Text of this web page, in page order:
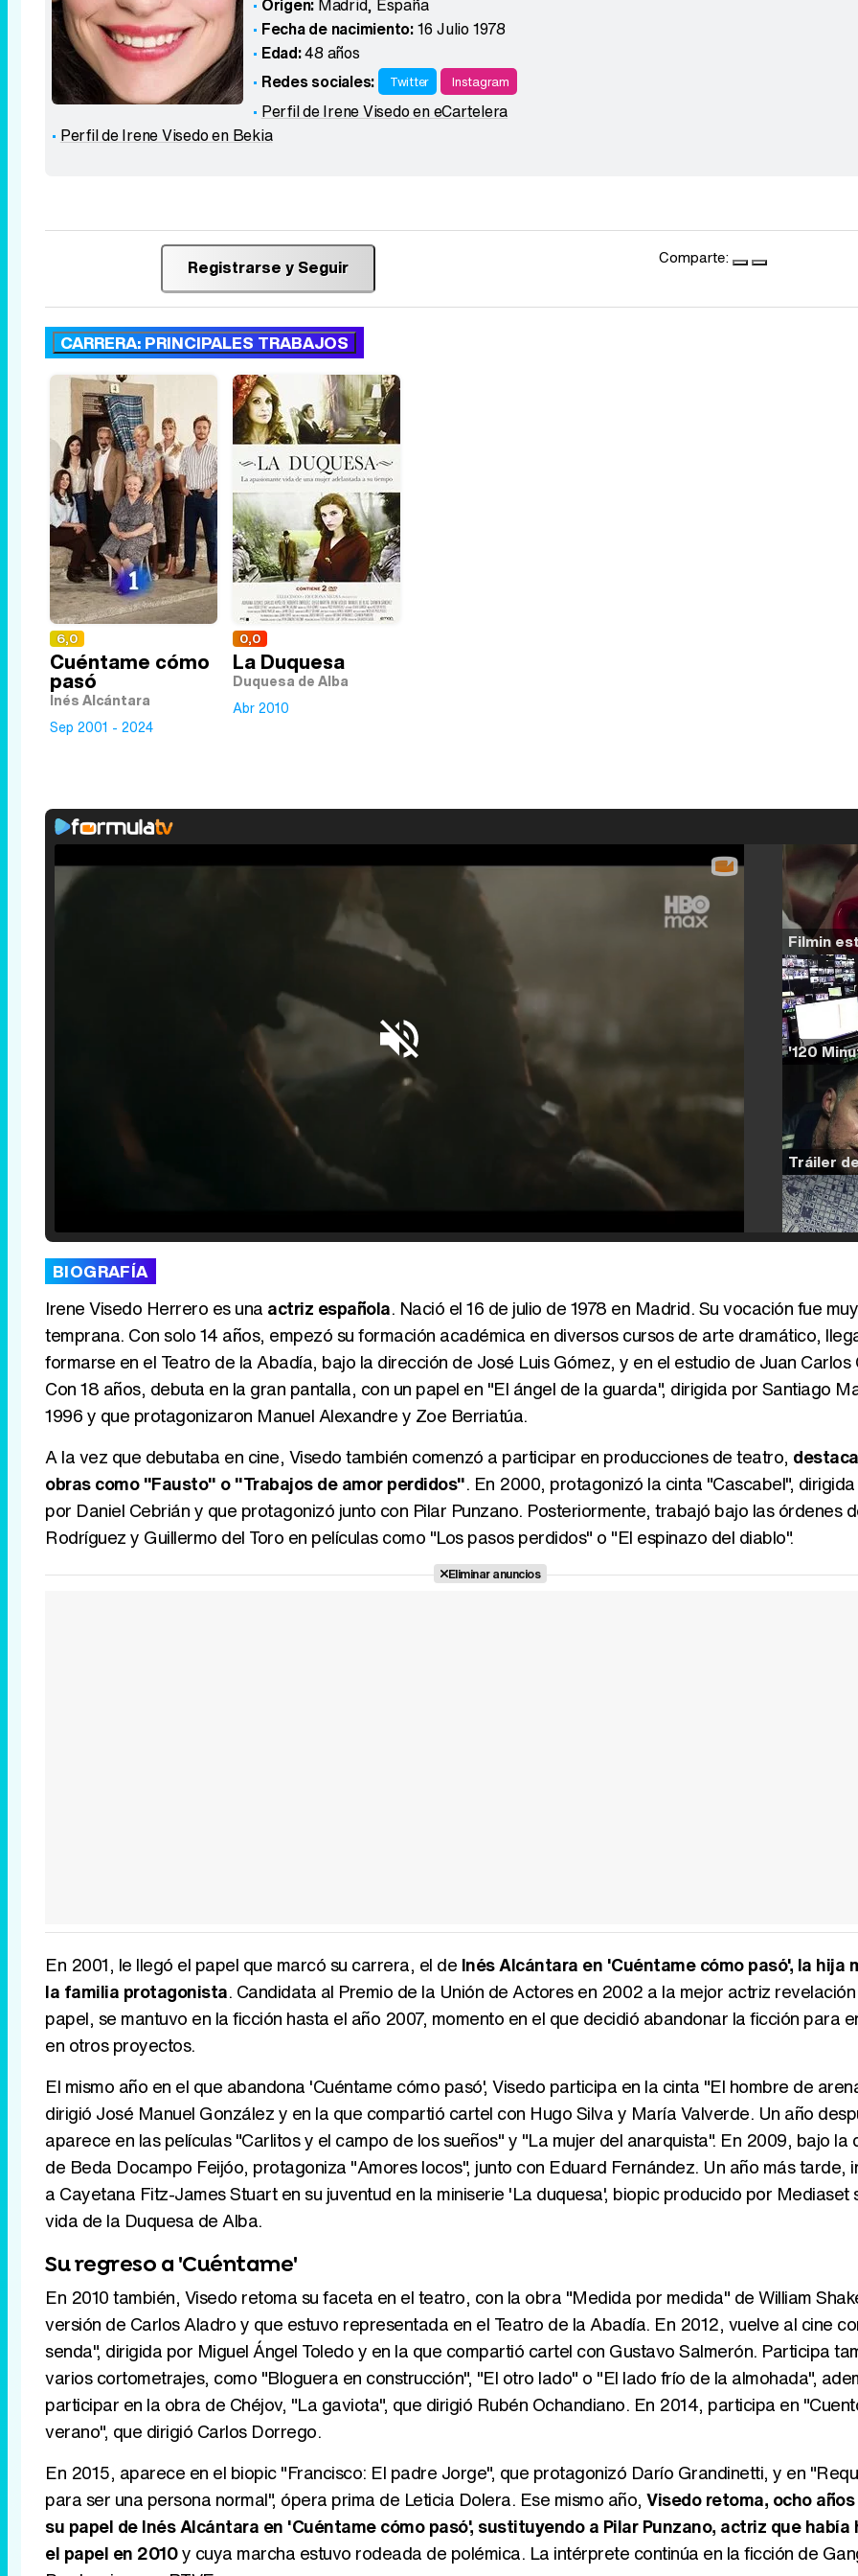
Origen: Madrid, España
Fecha de nacimiento:16 Julio 1978
Edad:48 años
Redes sociales:
Twitter Instagram
Perfil de Irene Visedo en eCartelera
Perfil de Irene Visedo en Bekia
Comparte:
Registrarse y Seguir
CARRERA: PRINCIPALES TRABAJOS
6,0
Cuéntame cómo
pasó
Inés Alcántara
Sep 2001 - 2024
0,0
La Duquesa
Duquesa de Alba
Abr 2010
BIOGRAFÍA
Irene Visedo Herrero es una actriz española. Nació el 16 de julio de 1978 en Madrid. Su vocación fue muy
temprana. Con solo 14 años, empezó su formación académica en diversos cursos de arte dramático,
formarse en el Teatro de la Abadía, bajo la dirección de José Luis Gómez, y en el estudio de Juan Carlos
Con 18 años, debuta en la gran pantalla, con un papel en "El ángel de la guarda", dirigida por Santiago
1996 y que protagonizaron Manuel Alexandre y Zoe Berriatúa.
A la vez que debutaba en cine, Visedo también comenzó a participar en producciones de teatro,
obras como "Fausto" o "Trabajos de amor perdidos". En 2000, protagonizó la cinta "Cascabel",
por Daniel Cebrián y que protagonizó junto con Pilar Punzano. Posteriormente, trabajó bajo las órdenes
Rodríguez y Guillermo del Toro en películas como "Los pasos perdidos" o "El espinazo del diablo".
Eliminar anuncios
En 2001, le llegó el papel que marcó su carrera, el de Inés Alcántara en 'Cuéntame cómo pasó', la hija
la familia protagonista. Candidata al Premio de la Unión de Actores en 2002 a la mejor actriz
papel, se mantuvo en la ficción hasta el año 2007, momento en el que decidió abandonar la ficción para
en otros proyectos.
El mismo año en el que abandona 'Cuéntame cómo pasó', Visedo participa en la cinta "El hombre de
dirigió José Manuel González y en la que compartió cartel con Hugo Silva y María Valverde. Un año
aparece en las películas "Carlitos y el campo de los sueños" y "La mujer del anarquista". En 2009, bajo la
de Beda Docampo Feijóo, protagoniza "Amores locos", junto con Eduard Fernández. Un año más tarde,
a Cayetana Fitz-James Stuart en su juventud en la miniserie 'La duquesa', biopic producido por Mediaset
vida de la Duquesa de Alba.
Su regreso a 'Cuéntame'
En 2010 también, Visedo retoma su faceta en el teatro, con la obra "Medida por medida" de William
versión de Carlos Aladro y que estuvo representada en el Teatro de la Abadía. En 2012, vuelve al cine
senda", dirigida por Miguel Ángel Toledo y en la que compartió cartel con Gustavo Salmerón. Participa
varios cortometrajes, como "Bloguera en construcción", "El otro lado" o "El lado frío de la almohada",
participar en la obra de Chéjov, "La gaviota", que dirigió Rubén Ochandiano. En 2014, participa en
verano", que dirigió Carlos Dorrego.
En 2015, aparece en el biopic "Francisco: El padre Jorge", que protagonizó Darío Grandinetti, y en
para ser una persona normal", ópera prima de Leticia Dolera. Ese mismo año, Visedo retoma, ocho
su papel de Inés Alcántara en 'Cuéntame cómo pasó', sustituyendo a Pilar Punzano, actriz que había
el papel en 2010y cuya marcha estuvo rodeada de polémica. La intérprete continúa en la ficción de